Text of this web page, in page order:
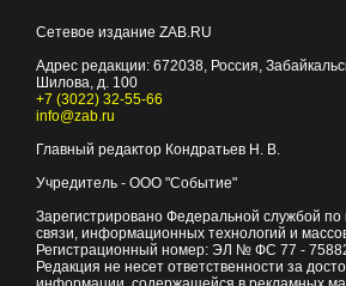
Сетевое издание ZAB.RU
Адрес редакции: 672038 , Россия,
Шилова, д. 100
+7 (3022) 32-55-66
info@zab.ru
Главный редактор Кондратьев Н. В.
Учредитель - ООО "Событие"
Зарегистрировано Федеральной службой по
связи, информационных технологий и
Регистрационный номер: ЭЛ № ФС 77 -
Редакция не несет ответственности за